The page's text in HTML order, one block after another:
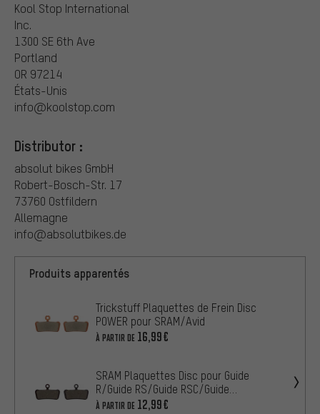
Kool Stop International
Inc.
1300 SE 6th Ave
Portland
OR 97214
États-Unis
info@koolstop.com
Distributor :
absolut bikes GmbH
Robert-Bosch-Str. 17
73760 Ostfildern
Allemagne
info@absolutbikes.de
Produits apparentés
Trickstuff Plaquettes de Frein Disc
POWER pour SRAM/Avid
À PARTIR DE 16,99€
SRAM Plaquettes Disc pour Guide
R/Guide RS/Guide RSC/Guide
Ultimate/Trail
À PARTIR DE 12,99€